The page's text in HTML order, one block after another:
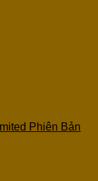
Phiên Bản